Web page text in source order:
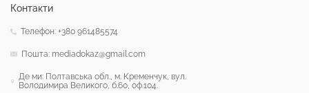
Контакти
Телефон: +380 961485574
Пошта: mediadokaz@gmail.com
Де ми: Полтавська обл., м. Кременчук, вул.
Володимира Великого, б.60, оф.104.